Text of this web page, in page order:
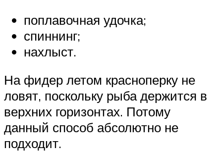
поплавочная удочка;
спиннинг;
нахлыст.
На фидер летом красноперку не
ловят, поскольку рыба держится в
верхних горизонтах. Потому
данный способ абсолютно не
подходит.